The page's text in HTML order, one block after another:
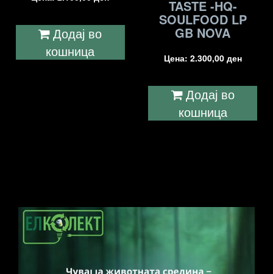
Додај во
кошница
TASTE -HQ-
SOULFOOD LP
GB NOVA
Цена: 2.300,00 ден
Додај во
кошница